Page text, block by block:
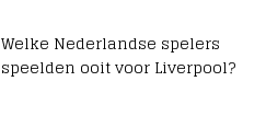
Welke Nederlandse spelers
speelden ooit voor Liverpool?